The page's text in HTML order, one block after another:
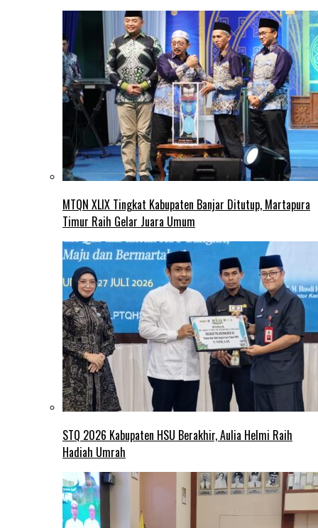
MTQN XLIX Tingkat Kabupaten Banjar Ditutup, Martapura
Timur Raih Gelar Juara Umum
STQ 2026 Kabupaten HSU Berakhir, Aulia Helmi Raih
Hadiah Umrah